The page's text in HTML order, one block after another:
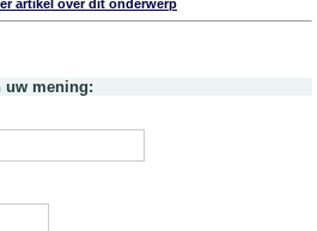
artikel over dit onderwerp
uw mening: